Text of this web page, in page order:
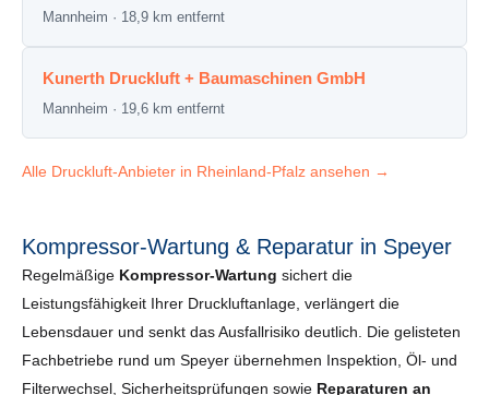
Mannheim · 18,9 km entfernt
Kunerth Druckluft + Baumaschinen GmbH
Mannheim · 19,6 km entfernt
Alle Druckluft-Anbieter in Rheinland-Pfalz ansehen →
Kompressor-Wartung & Reparatur in Speyer
Regelmäßige Kompressor-Wartung sichert die
Leistungsfähigkeit Ihrer Druckluftanlage, verlängert die
Lebensdauer und senkt das Ausfallrisiko deutlich. Die gelisteten
Fachbetriebe rund um Speyer übernehmen Inspektion, Öl- und
Filterwechsel, Sicherheits­prüfungen sowie Reparaturen an